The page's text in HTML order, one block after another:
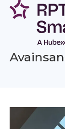
Siirry
sisältöön